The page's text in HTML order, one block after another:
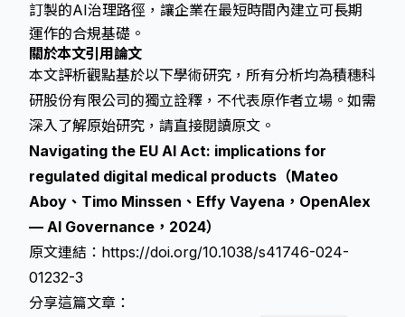
訂製的AI治理路徑，讓企業在最短時間內建立可長期
運作的合規基礎。
關於本文引用論文
本文評析觀點基於以下學術研究，所有分析均為積穗科
研股份有限公司的獨立詮釋，不代表原作者立場。如需
深入了解原始研究，請直接閱讀原文。
Navigating the EU AI Act: implications for
regulated digital medical products（Mateo
Aboy、Timo Minssen、Effy Vayena，OpenAlex
— AI Governance，2024）
原文連結： https://doi.org/10.1038/s41746-024-
01232-3
分享這篇文章：